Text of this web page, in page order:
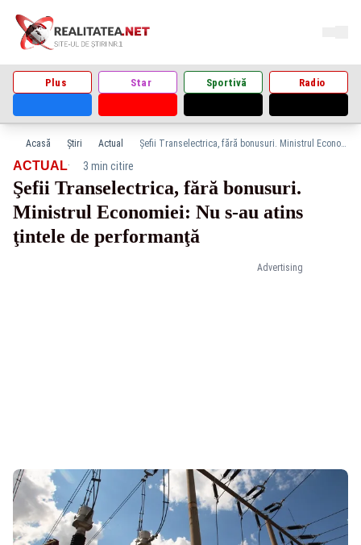
Plus Star Sportivă Radio
Acasă Știri Actual Şefii Transelectrica, fără bonusuri. Ministrul Economiei: Nu s-au atins ţintele de performanţă
Advertising
ACTUAL· 3 min citire
Şefii Transelectrica, fără bonusuri.
Ministrul Economiei: Nu s-au atins
ţintele de performanţă